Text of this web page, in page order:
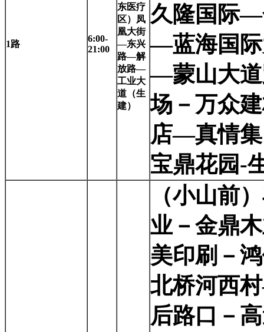
1路
6:00-
21:00
东医疗
区）凤
凰大街
—东兴
路—解
放路—
工业大
道（生
建）
久隆国际
—蓝海国
—蒙山大
场－万众
店—真情
宝鼎花园-
（小山前
业－金鼎
美印刷－
北桥河西
后路口－